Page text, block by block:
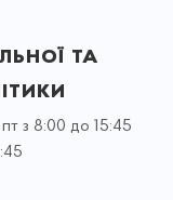
та
з 8:00 до 15:45